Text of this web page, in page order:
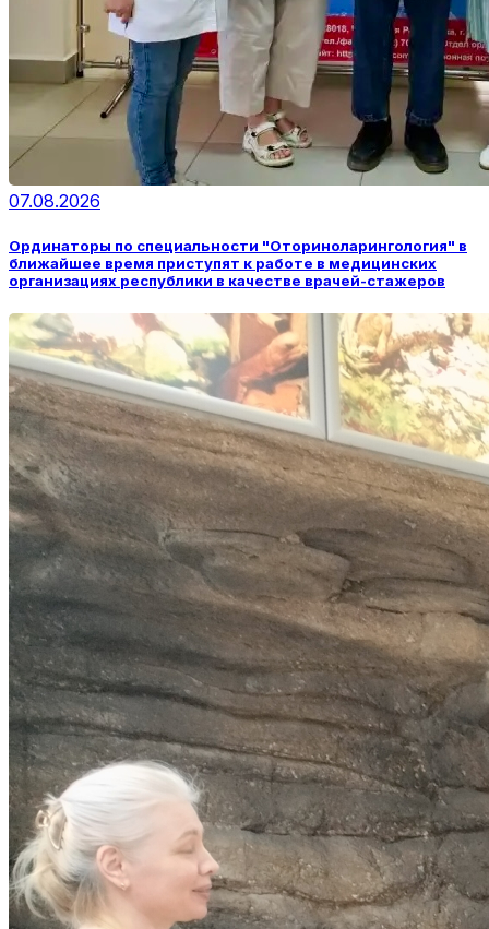
07.08.2026
Ординаторы по специальности "Оториноларингология" в
ближайшее время приступят к работе в медицинских
организациях республики в качестве врачей-стажеров